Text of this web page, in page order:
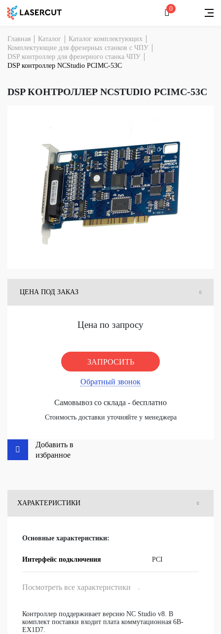
0
Главная Каталог
Каталог комплектующих
Комплектующие для фрезерных станков с ЧПУ
DSP контроллер для фрезерного станка ЧПУ
DSP контроллер NCStudio PCIMC-53С
DSP КОНТРОЛЛЕР NCSTUDIO PCIMC-53С
ЦЕНА ПОД ЗАКАЗ
Цена по запросу
ЗАПРОСИТЬ
Обратный звонок
Самовывоз со склада - бесплатно
Стоимость доставки уточняйте у менеджера
Добавить в
избранное
ХАРАКТЕРИСТИКИ
ВОПРОСЫ
Основные характеристики:
Интерфейс подключения PCI
Посмотреть все характеристики
Контроллер поддерживает версию NC Studio v8. В
комплект поставки входит плата коммутационная 6B-
EX1D7.